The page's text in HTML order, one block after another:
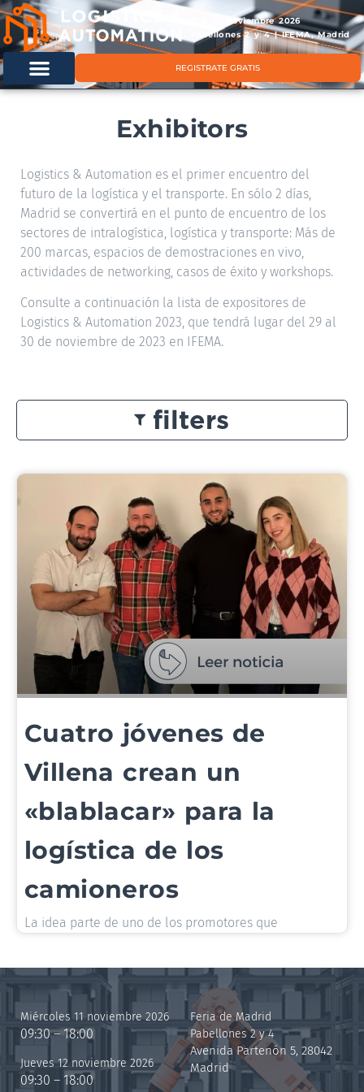
11 & 12 noviembre 2026
Pabellones 2 y 4 | IFEMA, Madrid
REGISTRATE GRATIS
Exhibitors
Logistics & Automation es el primer encuentro del
futuro de la logística y el transporte. En sólo 2 días,
Madrid se convertirá en el punto de encuentro de los
sectores de intralogística, logística y transporte: Más de
200 marcas, espacios de demostraciones en vivo,
actividades de networking, casos de éxito y workshops.
Consulte a continuación la lista de expositores de
Logistics & Automation 2023, que tendrá lugar del 29 al
30 de noviembre de 2023 en IFEMA.
filters
Cuatro jóvenes de
Villena crean un
«blablacar» para la
logística de los
camioneros
La idea parte de uno de los promotores que
Miércoles 11 noviembre 2026
09:30 – 18:00
Jueves 12 noviembre 2026
09:30 – 18:00
Feria de Madrid
Pabellones 2 y 4
Avenida Partenón 5, 28042
Madrid